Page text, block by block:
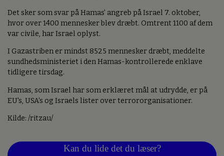
Det sker som svar på Hamas' angreb på Israel 7. oktober,
hvor over 1400 mennesker blev dræbt. Omtrent 1100 af dem
var civile, har Israel oplyst.
I Gazastriben er mindst 8525 mennesker dræbt, meddelte
sundhedsministeriet i den Hamas-kontrollerede enklave
tidligere tirsdag.
Hamas, som Israel har som erklæret mål at udrydde, er på
EU's, USA's og Israels lister over terrororganisationer.
Kilde: /ritzau/
Kan du lide det du læser?